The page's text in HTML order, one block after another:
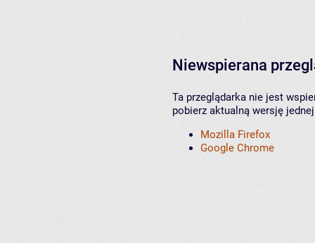
Niewspierana
Ta przeglądarka nie jest
pobierz aktualną wersję
Mozilla Firefox
Google Chrome